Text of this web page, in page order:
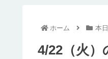
ホーム 本
4/22（火